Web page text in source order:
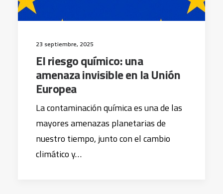
23 septiembre, 2025
El riesgo químico: una
amenaza invisible en la Unión
Europea
La contaminación química es una de las
mayores amenazas planetarias de
nuestro tiempo, junto con el cambio
climático y…